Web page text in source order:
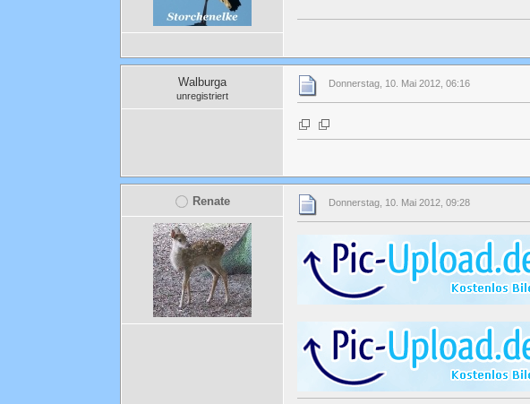
Walburga
unregistriert
Donnerstag, 10. Mai 2012, 06:16
Renate Donnerstag, 10. Mai 2012, 09:28